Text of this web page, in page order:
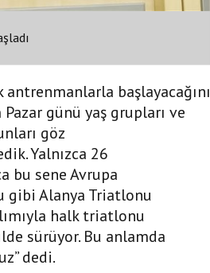
başlayacağını
günü yaş grupları ve
göz
Yalnızca 26
bu sene Avrupa
gibi Alanya Triatlonu
halk triatlonu
sürüyor. Bu anlamda
dedi.